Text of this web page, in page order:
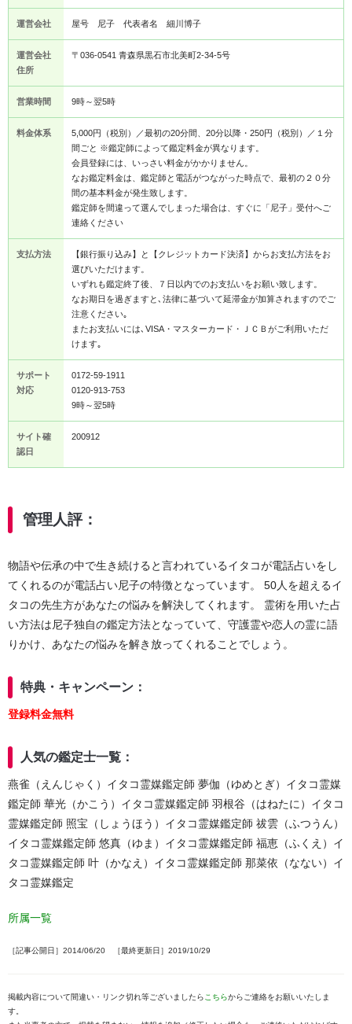
運営会社 屋号 尼子 代表者名 細川博子
運営会社
住所
〒036-0541 青森県黒石市北美町2-34-5号
営業時間 9時～翌5時
料金体系
5,000円（税別）／最初の20分間、20分以降・250円（税別）／１分
間ごと ※鑑定師によって鑑定料金が異なります。
会員登録には、いっさい料金がかかりません。
なお鑑定料金は、鑑定師と電話がつながった時点で、最初の２０分
間の基本料金が発生致します。
鑑定師を間違って選んでしまった場合は、すぐに「尼子」受付へご
連絡ください
支払方法
【銀行振り込み】と【クレジットカード決済】からお支払方法をお
選びいただけます。
いずれも鑑定終了後、７日以内でのお支払いをお願い致します。
なお期日を過ぎますと､法律に基づいて延滞金が加算されますのでご
注意ください｡
またお支払いには､VISA・マスターカード・ＪＣＢがご利用いただ
けます｡
サポート
対応
0172-59-1911
0120-913-753
9時～翌5時
サイト確
認日
200912
管理人評：
物語や伝承の中で生き続けると言われているイタコが電話占いをし
てくれるのが電話占い尼子の特徴となっています。 50人を超えるイ
タコの先生方があなたの悩みを解決してくれます。 霊術を用いた占
い方法は尼子独自の鑑定方法となっていて、守護霊や恋人の霊に語
りかけ、あなたの悩みを解き放ってくれることでしょう。
特典・キャンペーン：
登録料金無料
人気の鑑定士一覧：
燕雀（えんじゃく）イタコ霊媒鑑定師 夢伽（ゆめとぎ）イタコ霊媒
鑑定師 華光（かこう）イタコ霊媒鑑定師 羽根谷（はねたに）イタコ
霊媒鑑定師 照宝（しょうほう）イタコ霊媒鑑定師 祓雲（ふつうん）
イタコ霊媒鑑定師 悠真（ゆま）イタコ霊媒鑑定師 福恵（ふくえ）イ
タコ霊媒鑑定師 叶（かなえ）イタコ霊媒鑑定師 那菜依（なない）イ
タコ霊媒鑑定
所属一覧
［記事公開日］2014/06/20 ［最終更新日］2019/10/29
掲載内容について間違い・リンク切れ等ございましたら こちらからご連絡をお願いいたしま
す。